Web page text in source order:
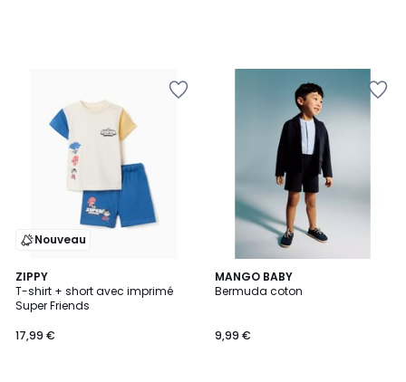
Nouveau
ZIPPY
T-shirt + short avec imprimé
Super Friends
17,99 €
MANGO BABY
Bermuda coton
9,99 €
2
Couleurs